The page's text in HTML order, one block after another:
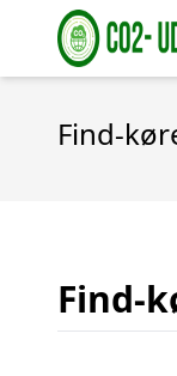
Find-
Find-